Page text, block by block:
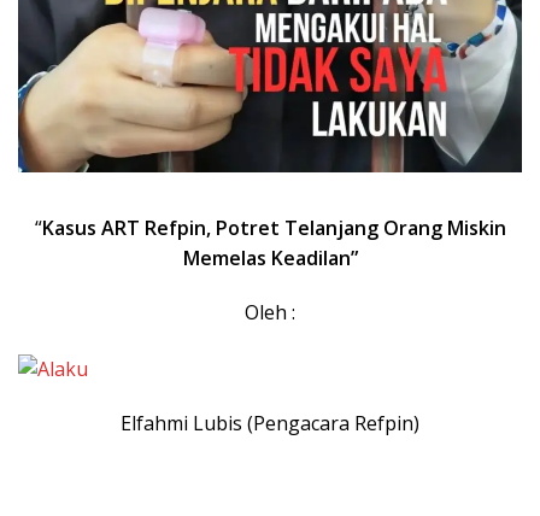
“Kasus ART Refpin, Potret Telanjang Orang Miskin
Memelas Keadilan”
Oleh :
Elfahmi Lubis (Pengacara Refpin)